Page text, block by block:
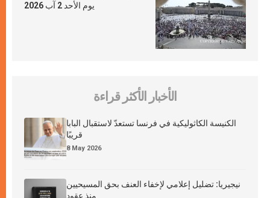
يوم الأحد 2 آب 2026
الأخبار الأكثر قراءة
الكنيسة الكاثوليكية في فرنسا تستعدّ لاستقبال البابا
قريبًا
8 May 2026
نيجيريا: تضليل إعلامي لإخفاء العنف بحق المسيحيين
منذ عقود